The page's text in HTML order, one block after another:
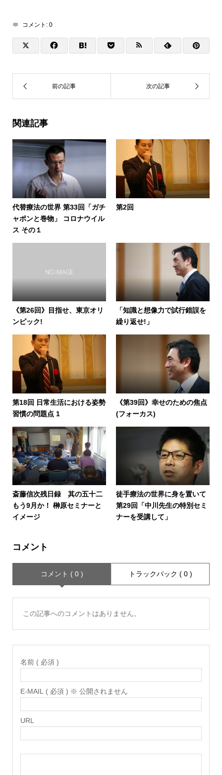
コメント: 0
関連記事
代替療法の世界 第33回「ガチ
ャポンと巻物」 コロナウイル
ス その１
第2回
《第26回》目指せ、東京オリ
ンピック!
「知識と想像力で試行錯誤を
繰り返せ!」
第18回 日常生活における姿勢
習慣の問題点 1
《第39回》幸せのための焦点
(フォーカス)
斎藤信次残日録 其の五十二
もう9月か！ 榊原セミナーと
イメージ
徒手療法の世界に身を置いて
第29回「中川先生の特別セミ
ナーを受講して」
コメント
コメント ( 0 ) トラックバック ( 0 )
この記事へのコメントはありません。
名前 ( 必須 )
E-MAIL ( 必須 ) ※ 公開されません
URL